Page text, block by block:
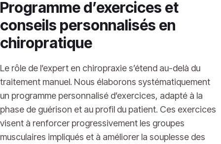
Programme d’exercices et
conseils personnalisés en
chiropratique
Le rôle de l’expert en chiropraxie s’étend au-delà du
traitement manuel. Nous élaborons systématiquement
un programme personnalisé d’exercices, adapté à la
phase de guérison et au profil du patient. Ces exercices
visent à renforcer progressivement les groupes
musculaires impliqués et à améliorer la souplesse des